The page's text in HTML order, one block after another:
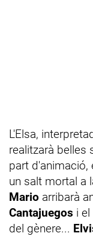
L'Elsa,
realitzarà belles
part d'animació,
un salt mortal a
Mario arribarà
Cantajuegos i
del gènere...